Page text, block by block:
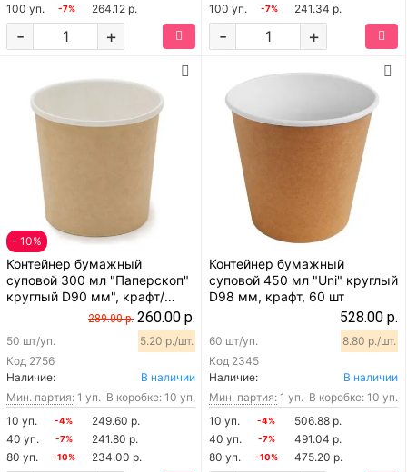
100 уп.
-7% 264.12 р.
+
-
100 уп.
-7% 241.34 р.
+
-
- 10%
Контейнер бумажный
суповой 300 мл "Паперскоп"
круглый D90 мм", крафт/
289.00 р. 260.00 р.
Код 2756
50 шт/уп. 5.20 р./шт.
Наличие:
В наличии
Мин. партия: 1 уп. В коробке: 10 уп.
10 уп.
-4%
249.60 р.
40 уп.
-7%
241.80 р.
80 уп.
-10% 234.00 р.
Контейнер бумажный
суповой 450 мл "Uni" круглый
D98 мм, крафт, 60 шт
528.00 р.
Код 2345
60 шт/уп. 8.80 р./шт.
Наличие:
В наличии
Мин. партия: 1 уп. В коробке: 10 уп.
10 уп.
-4%
506.88 р.
40 уп.
-7%
491.04 р.
80 уп.
-10% 475.20 р.